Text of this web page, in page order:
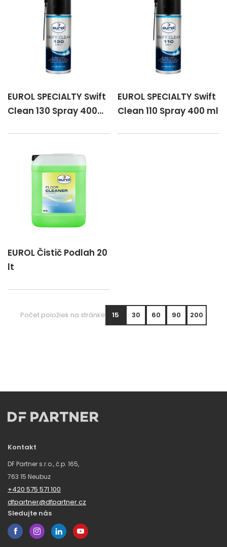
EUROL SPECIALTY Swift
Clean 130 Spray 400
EUROL SPECIALTY Swift
Clean 110 Spray 400 ml
EUROL Čistič Podlah 20
lt
Počet položiek na stránke 15 30 60 90 200
Kontakt
DF Partner s.r.o., č.p. 165,
763 15 Neubuz
+420 575 571 100
dfpartner@dfpartner.cz
Sledujte nás